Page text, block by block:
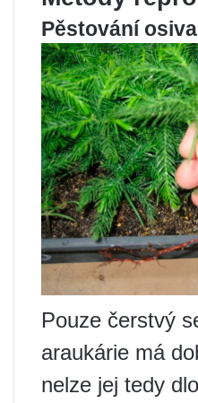
Pěstování osiva
Pouze čerstvý
araukárie má
nelze jej tedy